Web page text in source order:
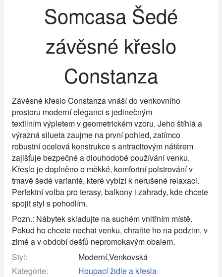
Somcasa Šedé
závěsné křeslo
Constanza
Závěsné křeslo Constanza vnáší do venkovního
prostoru moderní eleganci s jedinečným
textilním výpletem v geometrickém vzoru. Jeho štíhlá a
výrazná silueta zaujme na první pohled, zatímco
robustní ocelová konstrukce s antracitovým nátěrem
zajišťuje bezpečné a dlouhodobé používání venku.
Křeslo je doplněno o měkké, komfortní polstrování v
tmavě šedé variantě, které vybízí k nerušené relaxaci.
Perfektní volba pro terasy, balkony i zahrady, kde chcete
spojit styl s pohodlím.
Pozn.: Nábytek skladujte na suchém vnitřním místě.
Pokud ho chcete nechat venku, chraňte ho na podzim, v
zimě a v období dešťů nepromokavým obalem.
Styl:
Moderní,Venkovská
Kategorie:
Houpací židle a křesla